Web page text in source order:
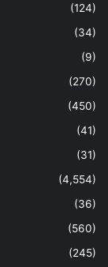
(124)
(34)
(9)
(270)
(450)
(41)
(31)
(4,554)
(36)
(560)
(245)